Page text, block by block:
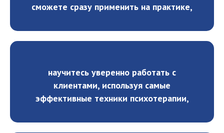
сможете сразу применить на практике,
научитесь уверенно работать с
клиентами, используя самые
эффективные техники психотерапии,